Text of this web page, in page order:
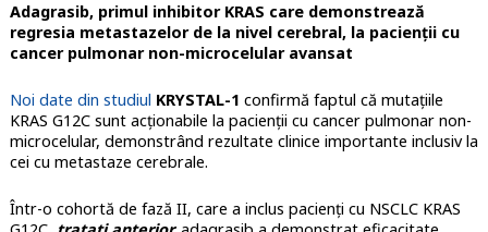
Adagrasib, primul inhibitor KRAS care demonstrează
regresia metastazelor de la nivel cerebral, la pacienții cu
cancer pulmonar non-microcelular avansat
Noi date din studiul KRYSTAL-1 confirmă faptul că mutațiile
KRAS G12C sunt acționabile la pacienții cu cancer pulmonar non-
microcelular, demonstrând rezultate clinice importante inclusiv la
cei cu metastaze cerebrale.
Într-o cohortă de fază II, care a inclus pacienți cu NSCLC KRAS